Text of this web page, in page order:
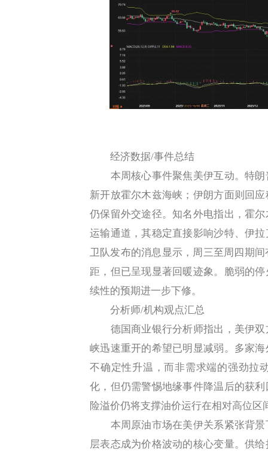
经济数据/事件总结
本周核心事件聚焦美伊互动。特朗
新开放霍尔木兹海峡；伊朗方面则回
仍保留外交途径。知名外电指出，霍
运输通道，其稳定直接影响沙特、伊
卫队发布的消息显示，周三至周四期
距，但已呈现显著回暖迹象。脆弱的
续性的预期进一步下修。
分析师/机构观点汇总
德国商业银行分析师指出，美伊双
峡迅速重开的希望已明显减弱。多家
不确定性升温，而非需求端的强劲拉
化，但仍需警惕地缘事件降温后的获
险溢价仍将支撑油价运行在相对高位区
本周原油市场在美伊关系紧张背景
层表态成为价格波动的核心变量。供